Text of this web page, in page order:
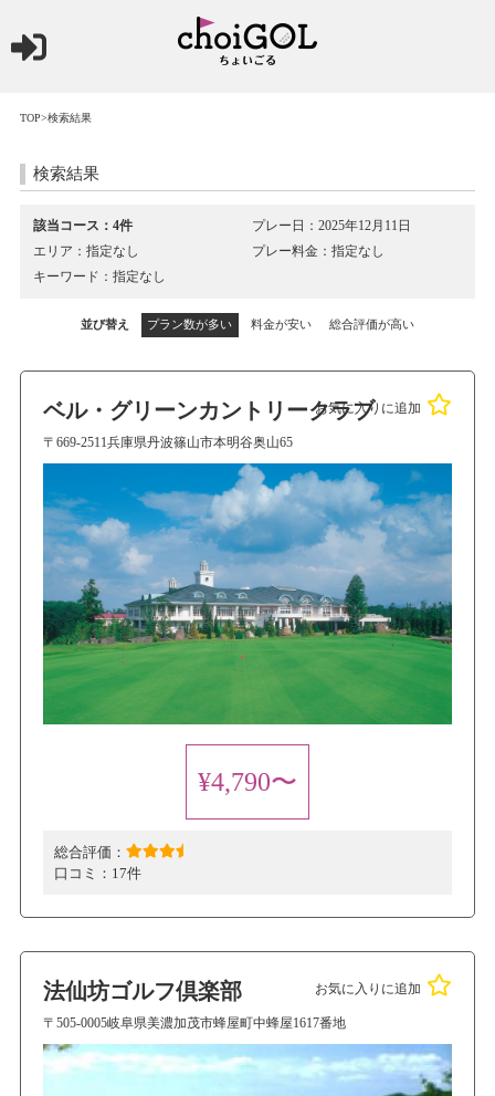
TOP>検索結果
検索結果
該当コース：4件
プレー日：2025年12月11日
エリア：指定なし
プレー料金：指定なし
キーワード：指定なし
並び替え プラン数が多い 料金が安い 総合評価が高い
ベル・グリーンカントリークラブ
〒669-2511兵庫県丹波篠山市本明谷奥山65
¥4,790〜
総合評価：
口コミ： 17件
お気に入りに追加
法仙坊ゴルフ倶楽部
〒505-0005岐阜県美濃加茂市蜂屋町中蜂屋1617番地
お気に入りに追加